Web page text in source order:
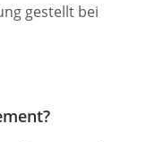
gestellt bei